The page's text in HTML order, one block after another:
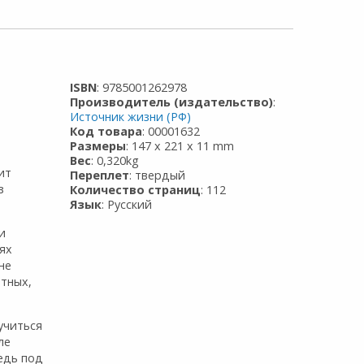
под
ISBN: 9785001262978
Производитель (издательство):
Источник жизни (РФ)
Код товара: 00001632
Размеры: 147 x 221 x 11 mm
Вес: 0,320kg
Переплет: твердый
Количество страниц: 112
Язык: Русский